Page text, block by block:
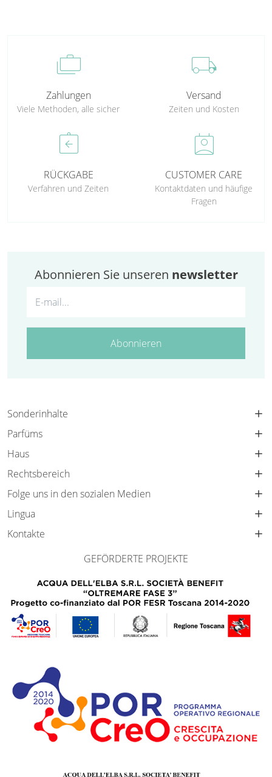
cases
Zahlungen
Viele Methoden, alle sicher
local_shipping
Versand
Zeiten und Kosten
assignment_return
RÜCKGABE
Verfahren und Zeiten
perm_contact_calendar
CUSTOMER CARE
Kontaktdaten und häufige
Fragen
Abonnieren Sie unseren newsletter
Abonnieren
Sonderinhalte
Parfüms
Haus
Rechtsbereich
Folge uns in den sozialen Medien
Lingua
Kontakte
GEFÖRDERTE PROJEKTE